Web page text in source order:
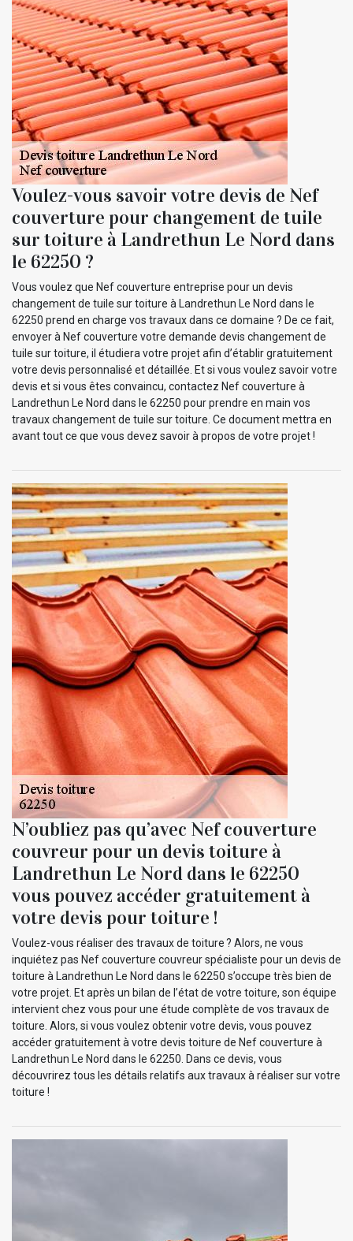
Voulez-vous savoir votre devis de Nef
couverture pour changement de tuile
sur toiture à Landrethun Le Nord dans
le 62250 ?
Vous voulez que Nef couverture entreprise pour un devis
changement de tuile sur toiture à Landrethun Le Nord dans le
62250 prend en charge vos travaux dans ce domaine ? De ce fait,
envoyer à Nef couverture votre demande devis changement de
tuile sur toiture, il étudiera votre projet afin d’établir gratuitement
votre devis personnalisé et détaillée. Et si vous voulez savoir votre
devis et si vous êtes convaincu, contactez Nef couverture à
Landrethun Le Nord dans le 62250 pour prendre en main vos
travaux changement de tuile sur toiture. Ce document mettra en
avant tout ce que vous devez savoir à propos de votre projet !
N’oubliez pas qu’avec Nef couverture
couvreur pour un devis toiture à
Landrethun Le Nord dans le 62250
vous pouvez accéder gratuitement à
votre devis pour toiture !
Voulez-vous réaliser des travaux de toiture ? Alors, ne vous
inquiétez pas Nef couverture couvreur spécialiste pour un devis de
toiture à Landrethun Le Nord dans le 62250 s’occupe très bien de
votre projet. Et après un bilan de l’état de votre toiture, son équipe
intervient chez vous pour une étude complète de vos travaux de
toiture. Alors, si vous voulez obtenir votre devis, vous pouvez
accéder gratuitement à votre devis toiture de Nef couverture à
Landrethun Le Nord dans le 62250. Dans ce devis, vous
découvrirez tous les détails relatifs aux travaux à réaliser sur votre
toiture !